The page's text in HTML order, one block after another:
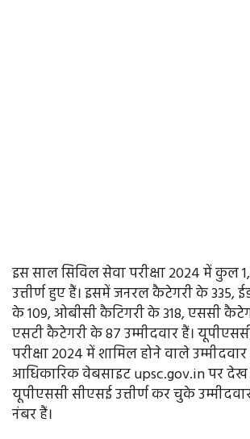
इस साल सिविल सेवा परीक्षा 2024 में कुल
उत्तीर्ण हुए हैं। इसमें जनरल कैटेगरी के 335,
के 109, ओबीसी कैटिगरी के 318, एससी
एसटी कैटेगरी के 87 उम्मीदवार हैं।
परीक्षा 2024 में शामिल होने वाले
आधिकारिक वेबसाइट upsc.gov.in पर
यूपीएससी सीएसई उत्तीर्ण कर चुके
नंबर हैं।